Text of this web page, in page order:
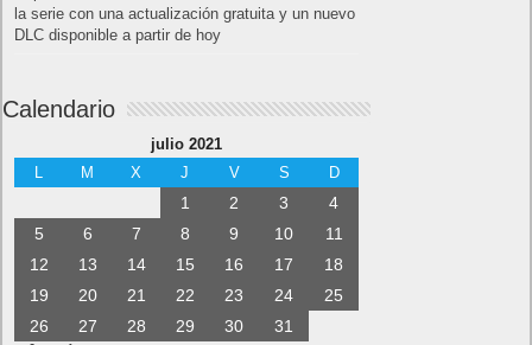
la serie con una actualización gratuita y un nuevo
DLC disponible a partir de hoy
Calendario
julio 2021
L
M X J V S D
1 2 3
4
5
6 7 8 9 10
11
12
13 14 15 16 17
18
19
20 21 22 23 24
25
26
27 28 29 30 31